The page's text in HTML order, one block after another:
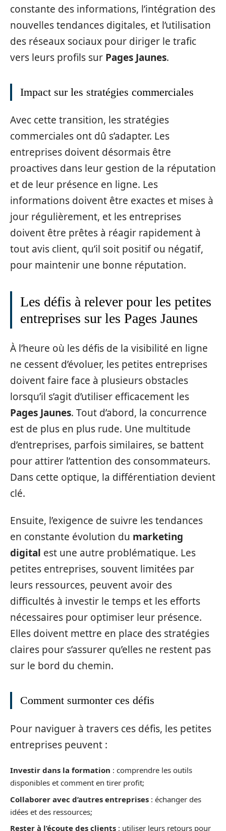
constante des informations, l’intégration des
nouvelles tendances digitales, et l’utilisation
des réseaux sociaux pour diriger le trafic
vers leurs profils sur Pages Jaunes.
Impact sur les stratégies commerciales
Avec cette transition, les stratégies
commerciales ont dû s’adapter. Les
entreprises doivent désormais être
proactives dans leur gestion de la réputation
et de leur présence en ligne. Les
informations doivent être exactes et mises à
jour régulièrement, et les entreprises
doivent être prêtes à réagir rapidement à
tout avis client, qu’il soit positif ou négatif,
pour maintenir une bonne réputation.
Les défis à relever pour les petites
entreprises sur les Pages Jaunes
À l’heure où les défis de la visibilité en ligne
ne cessent d’évoluer, les petites entreprises
doivent faire face à plusieurs obstacles
lorsqu’il s’agit d’utiliser efficacement les
Pages Jaunes. Tout d’abord, la concurrence
est de plus en plus rude. Une multitude
d’entreprises, parfois similaires, se battent
pour attirer l’attention des consommateurs.
Dans cette optique, la différentiation devient
clé.
Ensuite, l’exigence de suivre les tendances
en constante évolution du marketing
digital est une autre problématique. Les
petites entreprises, souvent limitées par
leurs ressources, peuvent avoir des
difficultés à investir le temps et les efforts
nécessaires pour optimiser leur présence.
Elles doivent mettre en place des stratégies
claires pour s’assurer qu’elles ne restent pas
sur le bord du chemin.
Comment surmonter ces défis
Pour naviguer à travers ces défis, les petites
entreprises peuvent :
Investir dans la formation : comprendre les outils
disponibles et comment en tirer profit;
Collaborer avec d’autres entreprises : échanger des
idées et des ressources;
Rester à l’écoute des clients : utiliser leurs retours pour